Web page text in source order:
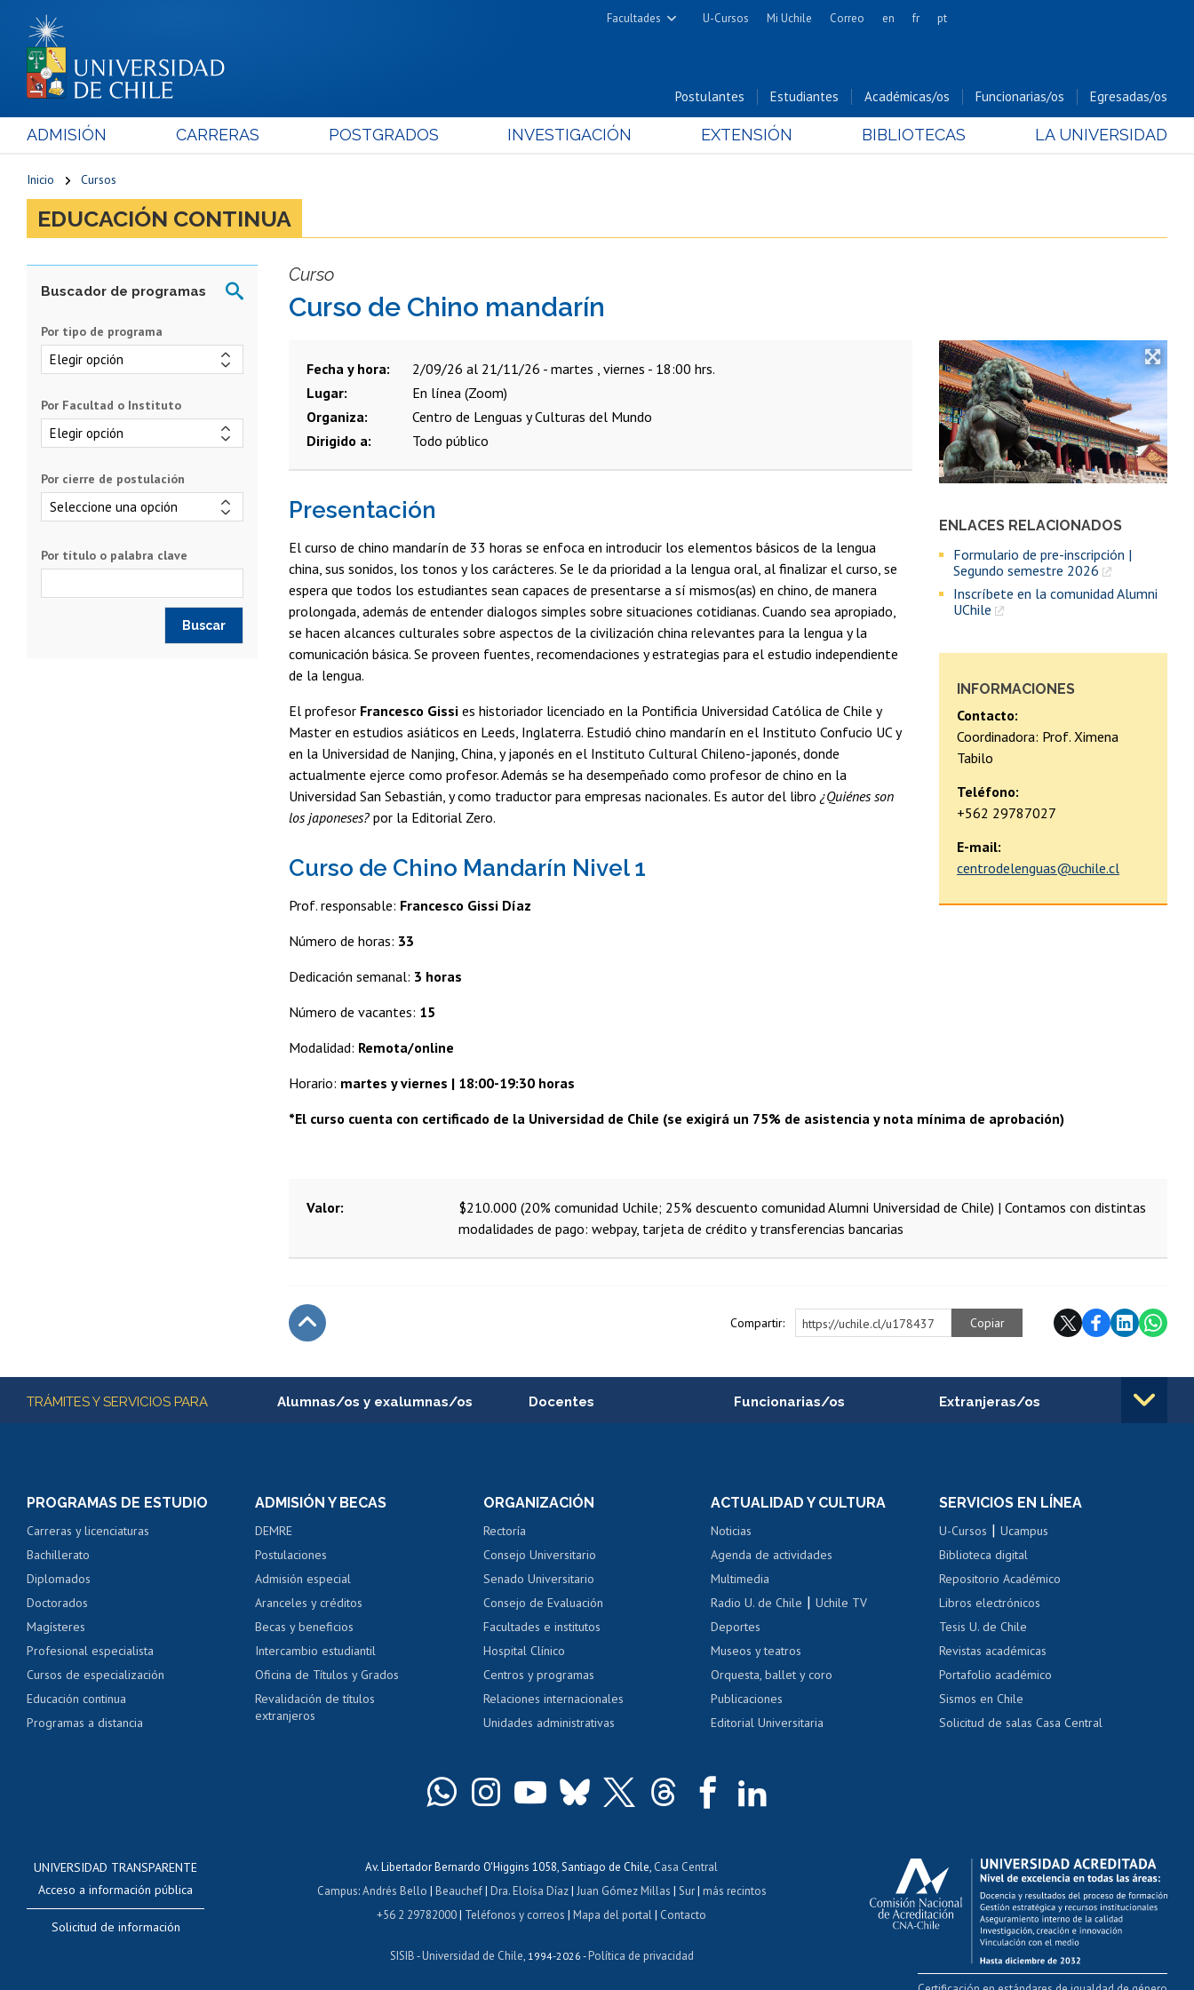
Facultades
Cs. Físicas y Matemáticas
Cs. Forestales y Conservación
Cs. Químicas y Farmacéuticas
Cs. Sociales
U-Cursos Mi Uchile Correo en fr pt
Postulantes Estudiantes Académicas/os Funcionarias/os Egresadas/os
ADMISIÓN CARRERAS POSTGRADOS INVESTIGACIÓN EXTENSIÓN BIBLIOTECAS LA UNIVERSIDAD
Inicio Cursos
EDUCACIÓN CONTINUA
Curso
Curso de Chino mandarín
ENLACES RELACIONADOS
Formulario de pre-inscripción |
Segundo semestre 2026
Inscríbete en la comunidad Alumni
UChile
INFORMACIONES
Contacto:
Coordinadora: Prof. Ximena
Tabilo
Teléfono:
+562 29787027
E-mail:
centrodelenguas@uchile.cl
Fecha y hora
2/09/26 al 21/11/26 - martes , viernes - 18:00 hrs.
Lugar
En línea (Zoom)
Organiza
Centro de Lenguas y Culturas del Mundo
Dirigido a
Todo público
Presentación
El curso de chino mandarín de 33 horas se enfoca en introducir los elementos básicos de la lengua
china, sus sonidos, los tonos y los carácteres. Se le da prioridad a la lengua oral, al finalizar el curso, se
espera que todos los estudiantes sean capaces de presentarse a sí mismos(as) en chino, de manera
prolongada, además de entender dialogos simples sobre situaciones cotidianas. Cuando sea apropiado,
se hacen alcances culturales sobre aspectos de la civilización china relevantes para la lengua y la
comunicación básica. Se proveen fuentes, recomendaciones y estrategias para el estudio independiente
de la lengua.
El profesor Francesco Gissi es historiador licenciado en la Pontificia Universidad Católica de Chile y
Master en estudios asiáticos en Leeds, Inglaterra. Estudió chino mandarín en el Instituto Confucio UC y
en la Universidad de Nanjing, China, y japonés en el Instituto Cultural Chileno-japonés, donde
actualmente ejerce como profesor. Además se ha desempeñado como profesor de chino en la
Universidad San Sebastián, y como traductor para empresas nacionales. Es autor del libro¿Quiénes son
los japoneses? por la Editorial Zero.
Curso de Chino Mandarín Nivel 1
Prof. responsable: Francesco Gissi Díaz
Número de horas: 33
Dedicación semanal: 3 horas
Número de vacantes: 15
Modalidad: Remota/online
Horario: martes y viernes | 18:00-19:30 horas
*El curso cuenta con certificado de la Universidad de Chile (se exigirá un 75% de asistencia y nota mínima de aprobación)
Valor
$210.000 (20% comunidad Uchile; 25% descuento comunidad Alumni Universidad de Chile) | Contamos con distintas
modalidades de pago: webpay, tarjeta de crédito y transferencias bancarias
Compartir: https://uchile.cl/u178437 Copiar
Por tipo de programa
Por Facultad o Instituto
Por cierre de postulación
Por título o palabra clave
Más información
TRÁMITES Y SERVICIOS PARA Alumnas/os y exalumnas/os
Consulta y certificado de notas
Servicio médico y dental
Pago de arancel y crédito alumnos
Pago de arancel y crédito exalumnos
Certificado de títulos y grados
Docentes
Perfeccionamiento
Evaluación docente
Calificación académica
Postulación al AUCAI
Funcionarias/os
Portal de movilidad interna
Certificado de renta
Certificado de renta
Gestión de correo uchile
Extranjeras/os
Movilidad Estudiantil
Cursos de español
Acoso laboral, sexual y violencia
PROGRAMAS DE ESTUDIO
Carreras y licenciaturas
Bachillerato
Diplomados
Doctorados
Magísteres
Profesional especialista
Cursos de especialización
Educación continua
Programas a distancia
ADMISIÓN Y BECAS
DEMRE
Postulaciones
Admisión especial
Aranceles y créditos
Becas y beneficios
Intercambio estudiantil
Oficina de Títulos y Grados
Revalidación de títulos
extranjeros
ORGANIZACIÓN
Rectoría
Consejo Universitario
Senado Universitario
Consejo de Evaluación
Facultades e institutos
Hospital Clínico
Centros y programas
Relaciones internacionales
Unidades administrativas
ACTUALIDAD Y CULTURA
Noticias
Agenda de actividades
Multimedia
Radio U. de Chile |Uchile TV
Deportes
Museos y teatros
Orquesta, ballet y coro
Publicaciones
Editorial Universitaria
SERVICIOS EN LÍNEA
U-Cursos |Ucampus
Biblioteca digital
Repositorio Académico
Libros electrónicos
Tesis U. de Chile
Revistas académicas
Portafolio académico
Sismos en Chile
Solicitud de salas Casa Central
UNIVERSIDAD TRANSPARENTE
Acceso a información pública
Solicitud de información
Av. Libertador Bernardo O'Higgins 1058, Santiago de Chile, Casa Central
Campus:Andrés Bello | Beauchef| Dra. Eloísa Díaz| Juan Gómez Millas | Sur| más recintos
+56 2 29782000| Teléfonos y correos |Mapa del portal| Contacto
SISIB -Universidad de Chile, 1994-2026 -Política de privacidad